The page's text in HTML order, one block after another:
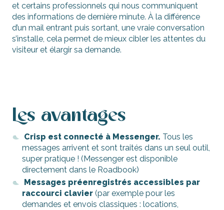
et certains professionnels qui nous communiquent
des informations de dernière minute. À la différence
d’un mail entrant puis sortant, une vraie conversation
s’installe, cela permet de mieux cibler les attentes du
visiteur et élargir sa demande.
Les avantages
Crisp est connecté à Messenger. Tous les
messages arrivent et sont traités dans un seul outil,
super pratique ! (Messenger est disponible
directement dans le Roadbook)
Messages préenregistrés accessibles par
raccourci clavier (par exemple pour les
demandes et envois classiques : locations,